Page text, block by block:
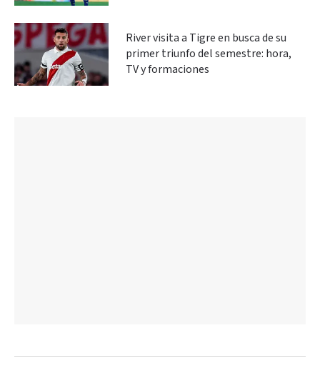
River visita a Tigre en busca de su
primer triunfo del semestre: hora,
TV y formaciones